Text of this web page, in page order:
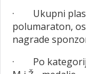
· Ukupni
polumaraton,
nagrade
· Po